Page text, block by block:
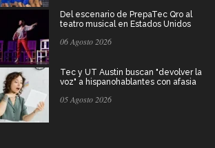
Del escenario de PrepaTec Qro al
teatro musical en Estados Unidos
06 Agosto 2026
Tec y UT Austin buscan "devolver la
voz" a hispanohablantes con afasia
05 Agosto 2026